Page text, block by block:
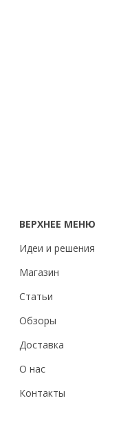
ВЕРХНЕЕ МЕНЮ
Идеи и решения
Магазин
Статьи
Обзоры
Доставка
О нас
Контакты